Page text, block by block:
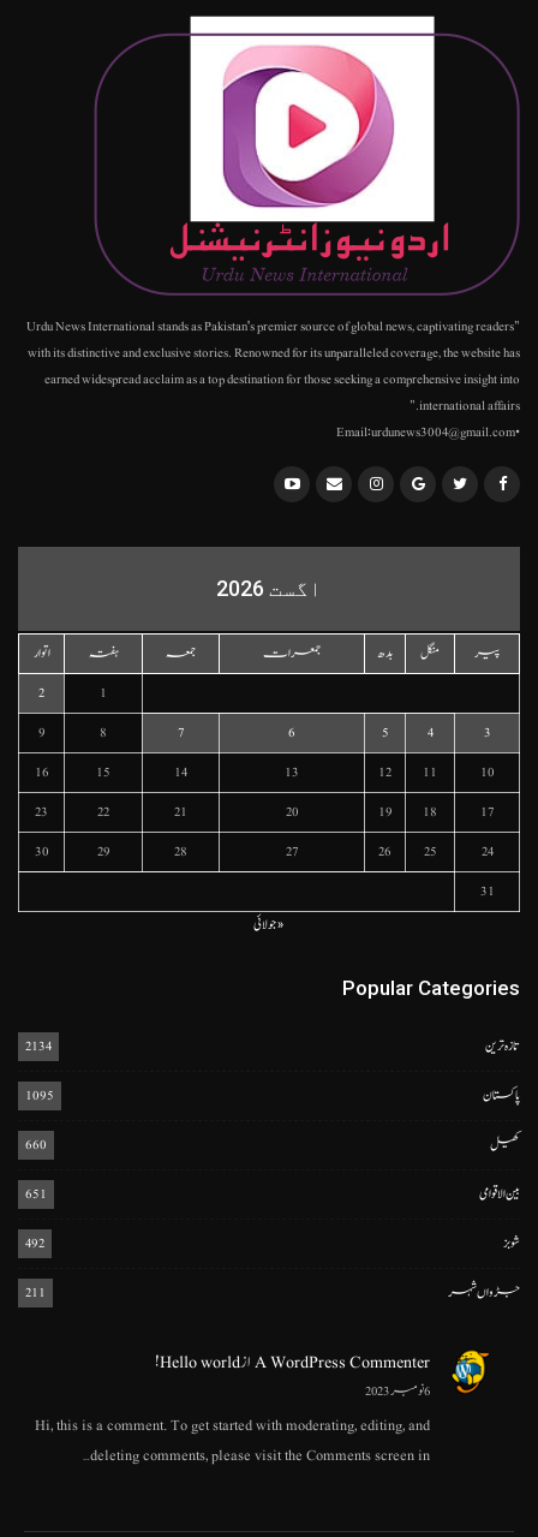
"Urdu News International stands as Pakistan's premier source of global news, captivating readers
with its distinctive and exclusive stories. Renowned for its unparalleled coverage, the website has
earned widespread acclaim as a top destination for those seeking a comprehensive insight into
international affairs."
•Email:urdunews3004@gmail.com
اگست 2026
پیر منگل بدھ جمعرات جمعہ ہفتہ
اتوار
1
2
3
4
5
6
7
8
9
10
11
12
13
14
15
16
17
18
19
20
21
22
23
24
25
26
27
28
29
30
31
« جولائی
Popular Categories
تازہ ترین 2134
پاکستان 1095
کھیل 660
بین الاقوامی 651
شوبز 492
جڑواں شہر 211
A WordPress CommenterازHello world!
6 نومبر 2023
Hi, this is a comment. To get started with moderating, editing, and
deleting comments, please visit the Comments screen in…